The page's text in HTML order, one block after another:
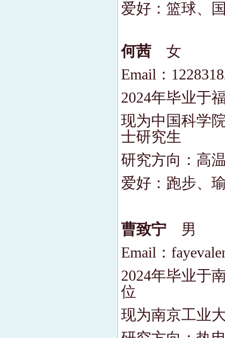
爱好：篮球、
何茜 女
Email：
2024年毕业于
现为中国科学
士研究生
研究方向：高
爱好：跑步、
曹致宁 男
Email：
2024年毕业于
位
现为南京工业